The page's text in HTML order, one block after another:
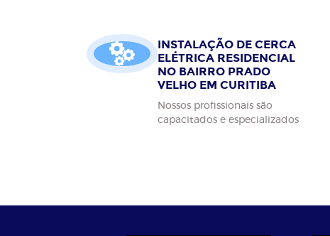
INSTALAÇÃO DE CERCA
ELÉTRICA RESIDENCIAL
NO BAIRRO PRADO
VELHO EM CURITIBA
Nossos profissionais são
capacitados e especializados